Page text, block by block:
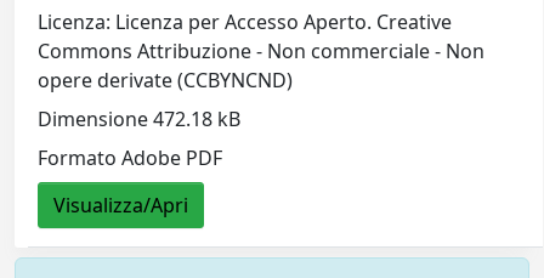
Licenza: Licenza per Accesso Aperto. Creative
Commons Attribuzione - Non commerciale - Non
opere derivate (CCBYNCND)
Dimensione 472.18 kB
Formato Adobe PDF
Visualizza/Apri